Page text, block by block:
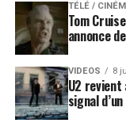
TÉLÉ /
Tom
annonce
VIDEOS 8
U2 revient
signal